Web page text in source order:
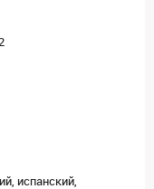
испанский,